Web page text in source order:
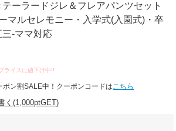
ーラードジレ＆フレアパンツセット
マルセレモニー・入学式(入園式)・卒
-ママ対応
ポン割SALE中！クーポンコードはこちら
く(1,000ptGET)